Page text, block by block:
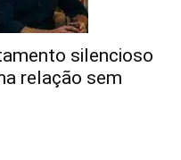
silencioso
relação sem